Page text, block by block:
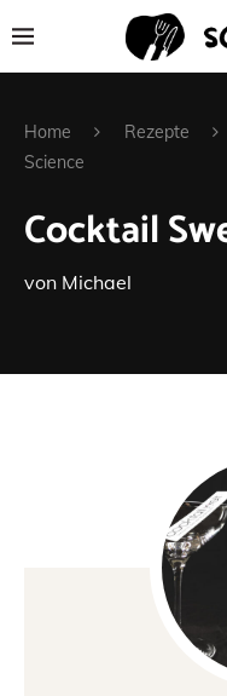
Home Rezepte
Science
Cocktail
von Michael